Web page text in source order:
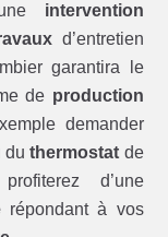
intervention
d’entretien
garantira le
de production
demander
duthermostat de
d’une
répondant à vos